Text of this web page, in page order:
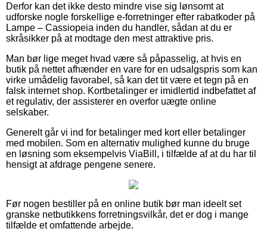
Derfor kan det ikke desto mindre vise sig lønsomt at
udforske nogle forskellige e-forretninger efter rabatkoder på
Lampe – Cassiopeia inden du handler, sådan at du er
skråsikker på at modtage den mest attraktive pris.
Man bør lige meget hvad være så påpasselig, at hvis en
butik på nettet afhænder en vare for en udsalgspris som kan
virke umådelig favorabel, så kan det tit være et tegn på en
falsk internet shop. Kortbetalinger er imidlertid indbefattet af
et regulativ, der assisterer en overfor uægte online
selskaber.
Generelt går vi ind for betalinger med kort eller betalinger
med mobilen. Som en alternativ mulighed kunne du bruge
en løsning som eksempelvis ViaBill, i tilfælde af at du har til
hensigt at afdrage pengene senere.
Før nogen bestiller på en online butik bør man ideelt set
granske netbutikkens forretningsvilkår, det er dog i mange
tilfælde et omfattende arbejde.